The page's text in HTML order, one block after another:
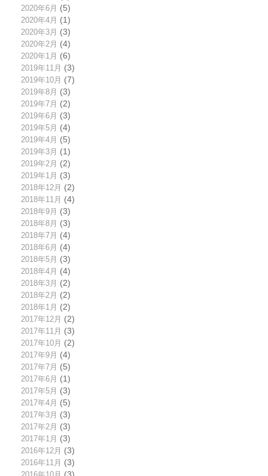
2020年6月 (5)
2020年4月 (1)
2020年3月 (3)
2020年2月 (4)
2020年1月 (6)
2019年11月 (3)
2019年10月 (7)
2019年8月 (3)
2019年7月 (2)
2019年6月 (3)
2019年5月 (4)
2019年4月 (5)
2019年3月 (1)
2019年2月 (2)
2019年1月 (3)
2018年12月 (2)
2018年11月 (4)
2018年9月 (3)
2018年8月 (3)
2018年7月 (4)
2018年6月 (4)
2018年5月 (3)
2018年4月 (4)
2018年3月 (2)
2018年2月 (2)
2018年1月 (2)
2017年12月 (2)
2017年11月 (3)
2017年10月 (2)
2017年9月 (4)
2017年7月 (5)
2017年6月 (1)
2017年5月 (3)
2017年4月 (5)
2017年3月 (3)
2017年2月 (3)
2017年1月 (3)
2016年12月 (3)
2016年11月 (3)